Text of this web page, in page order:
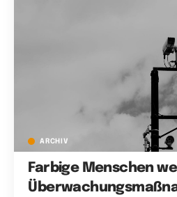
ARCHIV
Farbige Menschen